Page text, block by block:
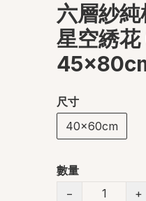
六層紗
星空綉
尺寸
40x60cm
數量
−
+